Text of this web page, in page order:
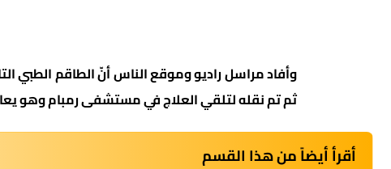
وأفاد مراسل راديو وموقع الناس أنّ الطاقم الطبي
ثم تم نقله لتلقي العلاج في مستشفى رمبام وهو
أقرأ أيضاً من هذا القسم